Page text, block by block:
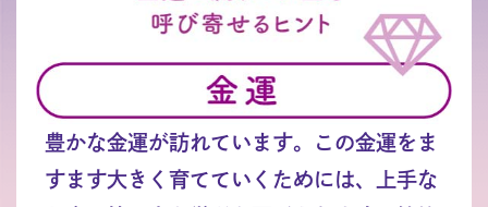
豊かな金運が訪れています。この金運をま
すます大きく育てていくためには、上手な